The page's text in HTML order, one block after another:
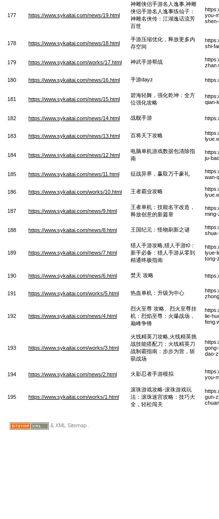
177 https://www.sykaitai.com/news/19.html
神雕侠侣手游名人逸事,神雕
侠侣手游名人逸事练仙子：
神雕名侠传：江湖逸话流芳
百世
you-
178 https://www.sykaitai.com/news/18.html
手游压缩优化，释放更多内
存空间
shi-
179 https://www.sykaitai.com/works/17.html 神武手游帮战
180 https://www.sykaitai.com/news/16.html 手游dayz
181 https://www.sykaitai.com/news/15.html
碧海轻舞，强化乾坤：全方
位强化攻略
qian-
182 https://www.sykaitai.com/news/14.html 战舰手游
183 https://www.sykaitai.com/news/13.html 百将天下攻略
184 https://www.sykaitai.com/news/12.html
电脑单机游戏数据包清除指
南
ju-
185 https://www.sykaitai.com/news/11.html 征战异界，赢取万千豪礼
wan-
186 https://www.sykaitai.com/works/10.html 王者霸业攻略
187 https://www.sykaitai.com/news/9.html
王者单机：技能名字改造，
释放创意的新篇章
188 https://www.sykaitai.com/news/8.html 王国纪元：怪物刷新之谜
189 https://www.sykaitai.com/news/7.html
猎人手游攻略,猎人手游t0：
新手必备：猎人手游从零到
精通终极指南
lyue-
tong-
190 https://www.sykaitai.com/news/6.html 焚天 攻略
191 https://www.sykaitai.com/works/5.html 热血单机：升级为中心
192 https://www.sykaitai.com/news/4.html
烈火至尊 攻略、烈火至尊挂
机：烈焰至尊：火爆战场，
巅峰争锋
lie-
193 https://www.sykaitai.com/works/3.html
火线精英刀攻略,火线精英挑
战技能搭配刀：火线精英刀
战制霸指南：步步为营，斩
获战场
dao-
194 https://www.sykaitai.com/news/2.html 火影忍者手游模拟
you-
195 https://www.sykaitai.com/works/1.html
滚珠游戏攻略-滚珠游戏玩
法：滚珠迷宫攻略：技巧大
全，轻松闯关
gun-
& XML Sitemap .